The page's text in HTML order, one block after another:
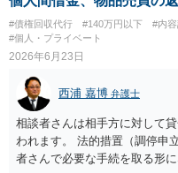
良いかと思います。
#債権回収代行 #140万円以下 #内
#個人・プライベート
2026年6月23日
西浦 嘉博 弁護士
相談者さんは相手方に対して
われます。 法的措置（調停申
者さんで必要な手続を取る形